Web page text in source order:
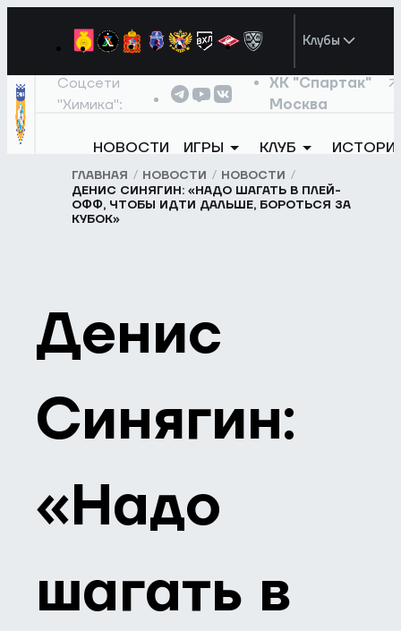
Клубы
Соцсети
"Химика":
ХК "Спартак"
Москва
НОВОСТИ ИГРЫ КЛУБ
ГЛАВНАЯ НОВОСТИ
НОВОСТИ
ДЕНИС СИНЯГИН: «НАДО ШАГАТЬ В ПЛЕЙ-
ОФФ, ЧТОБЫ ИДТИ ДАЛЬШЕ, БОРОТЬСЯ ЗА
КУБОК»
Денис
Синягин:
«Надо
шагать в